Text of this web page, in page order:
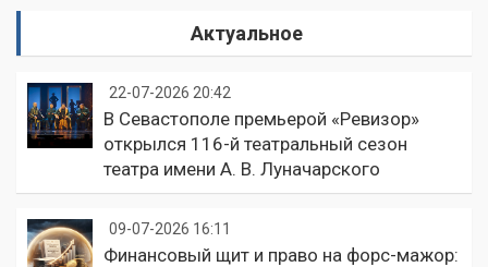
Актуальное
22-07-2026 20:42
В Севастополе премьерой «Ревизор»
открылся 116-й театральный сезон
театра имени А. В. Луначарского
09-07-2026 16:11
Финансовый щит и право на форс-мажор: